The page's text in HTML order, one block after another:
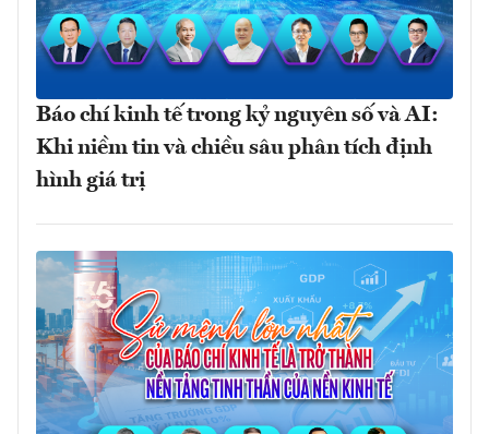
Báo chí kinh tế trong kỷ nguyên số và AI:
Khi niềm tin và chiều sâu phân tích định
hình giá trị